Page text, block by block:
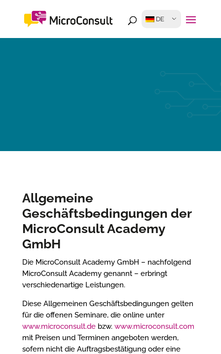
DE
Allgemeine
Geschäftsbedingungen der
MicroConsult Academy
GmbH
Die MicroConsult Academy GmbH – nachfolgend
MicroConsult Academy genannt – erbringt
verschiedenartige Leistungen.
Diese Allgemeinen Geschäftsbedingungen gelten
für die offenen Seminare, die online unter
www.microconsult.debzw. www.microconsult.com
mit Preisen und Terminen angeboten werden,
sofern nicht die Auftragsbestätigung oder eine